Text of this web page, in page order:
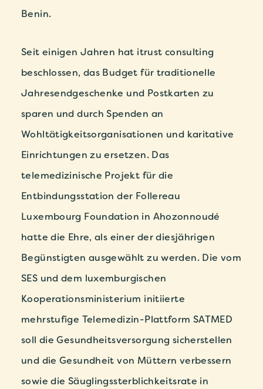
Benin.
Seit einigen Jahren hat itrust consulting
beschlossen, das Budget für traditionelle
Jahresendgeschenke und Postkarten zu
sparen und durch Spenden an
Wohltätigkeitsorganisationen und karitative
Einrichtungen zu ersetzen. Das
telemedizinische Projekt für die
Entbindungsstation der Follereau
Luxembourg Foundation in Ahozonnoudé
hatte die Ehre, als einer der diesjährigen
Begünstigten ausgewählt zu werden. Die vom
SES und dem luxemburgischen
Kooperationsministerium initiierte
mehrstufige Telemedizin-Plattform SATMED
soll die Gesundheitsversorgung sicherstellen
und die Gesundheit von Müttern verbessern
sowie die Säuglingssterblichkeitsrate in